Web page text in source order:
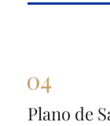
Plano de